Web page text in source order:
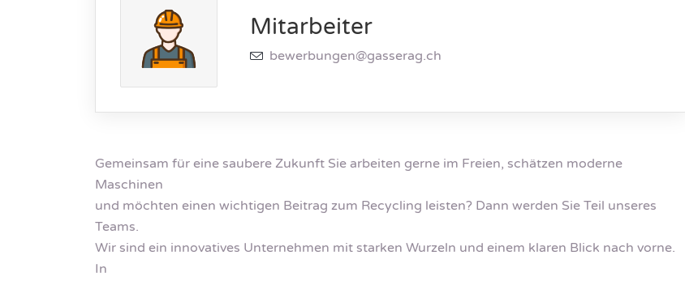
Mitarbeiter
bewerbungen@gasserag.ch
Gemeinsam für eine saubere Zukunft Sie arbeiten gerne im Freien, schätzen moderne
Maschinen
und möchten einen wichtigen Beitrag zum Recycling leisten? Dann werden Sie Teil unseres
Teams.
Wir sind ein innovatives Unternehmen mit starken Wurzeln und einem klaren Blick nach vorne.
In